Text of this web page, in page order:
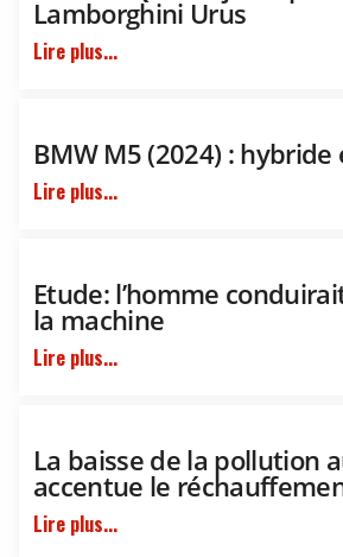
Lamborghini Urus
Lire plus...
BMW M5 (2024) :
Lire plus...
Etude: l’homme
la machine
Lire plus...
La baisse de la pollution
accentue le
Lire plus...